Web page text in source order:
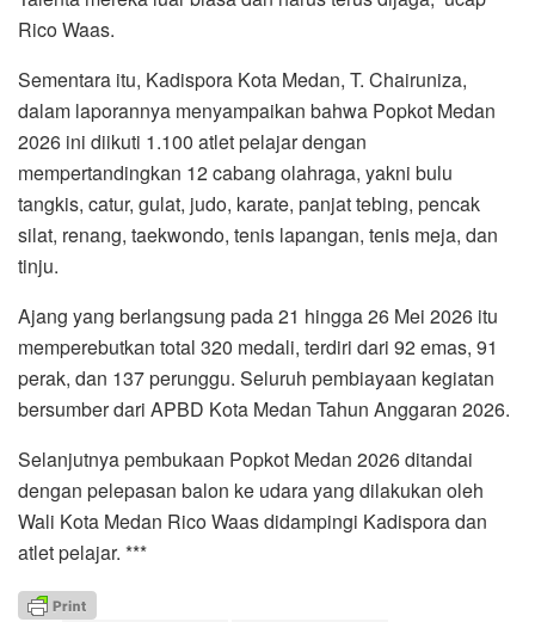
Rico Waas.
Sementara itu, Kadispora Kota Medan, T. Chairuniza,
dalam laporannya menyampaikan bahwa Popkot Medan
2026 ini diikuti 1.100 atlet pelajar dengan
mempertandingkan 12 cabang olahraga, yakni bulu
tangkis, catur, gulat, judo, karate, panjat tebing, pencak
silat, renang, taekwondo, tenis lapangan, tenis meja, dan
tinju.
Ajang yang berlangsung pada 21 hingga 26 Mei 2026 itu
memperebutkan total 320 medali, terdiri dari 92 emas, 91
perak, dan 137 perunggu. Seluruh pembiayaan kegiatan
bersumber dari APBD Kota Medan Tahun Anggaran 2026.
Selanjutnya pembukaan Popkot Medan 2026 ditandai
dengan pelepasan balon ke udara yang dilakukan oleh
Wali Kota Medan Rico Waas didampingi Kadispora dan
atlet pelajar. ***